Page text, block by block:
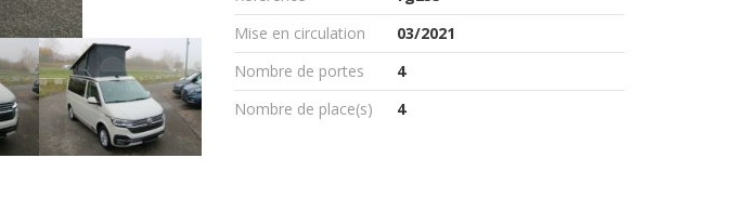
Mise en circulation
03/2021
Nombre de portes
4
Nombre de place(s)
4